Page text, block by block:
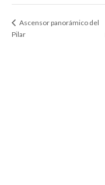
Ascensor panorámico del
Pilar